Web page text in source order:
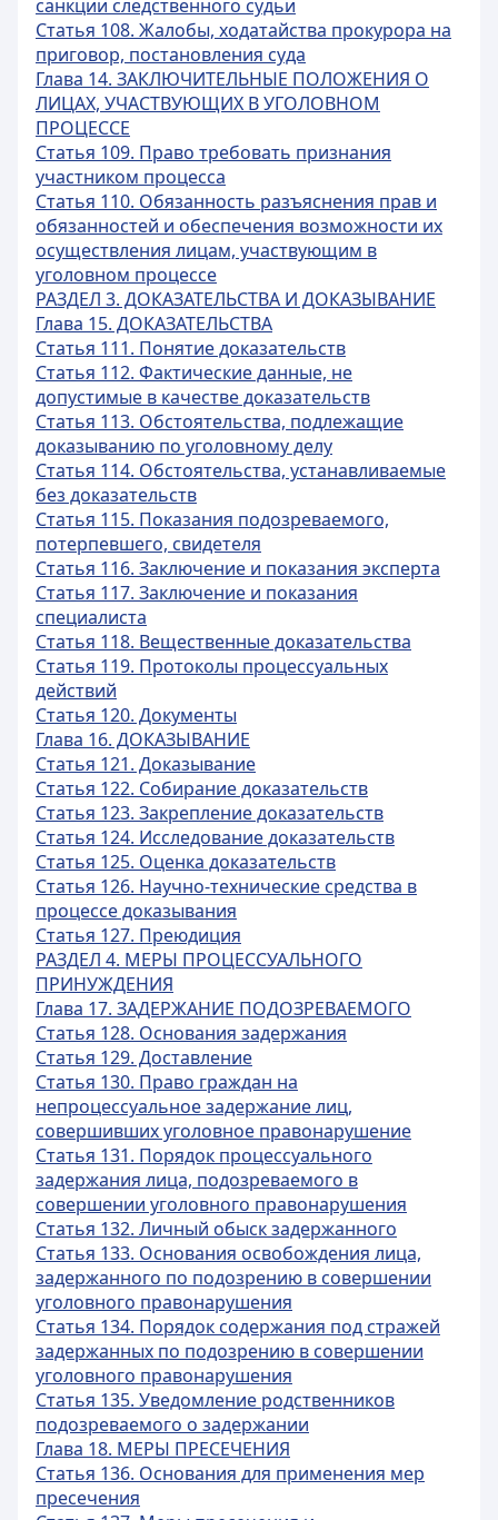
санкции следственного судьи
Статья 108. Жалобы, ходатайства прокурора на
приговор, постановления суда
Глава 14. ЗАКЛЮЧИТЕЛЬНЫЕ ПОЛОЖЕНИЯ О
ЛИЦАХ, УЧАСТВУЮЩИХ В УГОЛОВНОМ
ПРОЦЕССЕ
Статья 109. Право требовать признания
участником процесса
Статья 110. Обязанность разъяснения прав и
обязанностей и обеспечения возможности их
осуществления лицам, участвующим в
уголовном процессе
РАЗДЕЛ 3. ДОКАЗАТЕЛЬСТВА И ДОКАЗЫВАНИЕ
Глава 15. ДОКАЗАТЕЛЬСТВА
Статья 111. Понятие доказательств
Статья 112. Фактические данные, не
допустимые в качестве доказательств
Статья 113. Обстоятельства, подлежащие
доказыванию по уголовному делу
Статья 114. Обстоятельства, устанавливаемые
без доказательств
Статья 115. Показания подозреваемого,
потерпевшего, свидетеля
Статья 116. Заключение и показания эксперта
Статья 117. Заключение и показания
специалиста
Статья 118. Вещественные доказательства
Статья 119. Протоколы процессуальных
действий
Статья 120. Документы
Глава 16. ДОКАЗЫВАНИЕ
Статья 121. Доказывание
Статья 122. Собирание доказательств
Статья 123. Закрепление доказательств
Статья 124. Исследование доказательств
Статья 125. Оценка доказательств
Статья 126. Научно-технические средства в
процессе доказывания
Статья 127. Преюдиция
РАЗДЕЛ 4. МЕРЫ ПРОЦЕССУАЛЬНОГО
ПРИНУЖДЕНИЯ
Глава 17. ЗАДЕРЖАНИЕ ПОДОЗРЕВАЕМОГО
Статья 128. Основания задержания
Статья 129. Доставление
Статья 130. Право граждан на
непроцессуальное задержание лиц,
совершивших уголовное правонарушение
Статья 131. Порядок процессуального
задержания лица, подозреваемого в
совершении уголовного правонарушения
Статья 132. Личный обыск задержанного
Статья 133. Основания освобождения лица,
задержанного по подозрению в совершении
уголовного правонарушения
Статья 134. Порядок содержания под стражей
задержанных по подозрению в совершении
уголовного правонарушения
Статья 135. Уведомление родственников
подозреваемого о задержании
Глава 18. МЕРЫ ПРЕСЕЧЕНИЯ
Статья 136. Основания для применения мер
пресечения